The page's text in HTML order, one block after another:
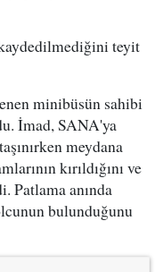
teyit
minibüsün sahibi
İmad, SANA'ya
meydana
kırıldığını ve
Patlama anında
bulunduğunu